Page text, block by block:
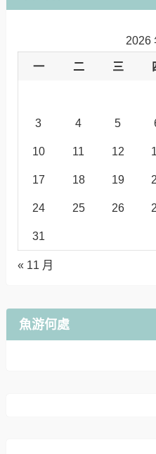
2026
一 二 三
3 4 5
10 11 12
17 18 19
24 25 26
31
« 11 月
魚游何處